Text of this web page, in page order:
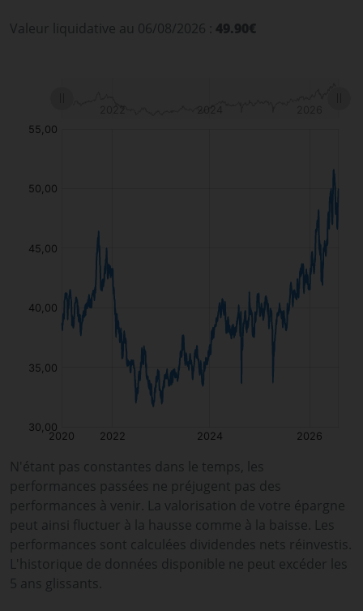
Valeur liquidative au 06/08/2026 : 49.90€
N'étant pas constantes dans le temps, les
performances passées ne préjugent pas des
performances à venir. La valorisation de votre épargne
peut ainsi fluctuer à la hausse comme à la baisse. Les
performances sont calculées dividendes nets réinvestis.
L'historique de données disponible ne peut excéder les
5 ans glissants.